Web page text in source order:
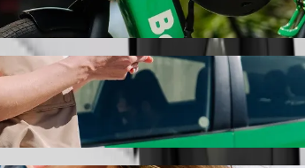
Bolt ride-hailing
στο Fosse Shopping Park. Με τη Bolt, αυτή η